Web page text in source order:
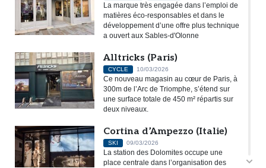
La marque très engagée dans l’emploi de
matières éco-responsables et dans le
développement d’une offre plus technique
a ouvert aux Sables-d'Olonne
Alltricks (Paris)
CYCLE 10/03/2026
Ce nouveau magasin au cœur de Paris, à
300m de l’Arc de Triomphe, s’étend sur
une surface totale de 450 m² répartis sur
deux niveaux.
Cortina d’Ampezzo (Italie)
SKI 09/03/2026
La station des Dolomites occupe une
place centrale dans l’organisation des